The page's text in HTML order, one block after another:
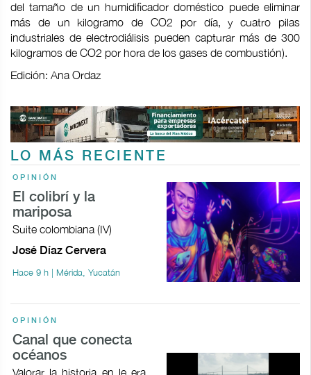
del tamaño de un humidificador doméstico puede eliminar
más de un kilogramo de CO2 por día, y cuatro pilas
industriales de electrodiálisis pueden capturar más de 300
kilogramos de CO2 por hora de los gases de combustión).
Edición: Ana Ordaz
LO MÁS RECIENTE
OPINIÓN
El colibrí y la
mariposa
Suite colombiana (IV)
José Díaz Cervera
Hace 9 h | Mérida, Yucatán
OPINIÓN
Canal que conecta
océanos
Valorar la historia en le era